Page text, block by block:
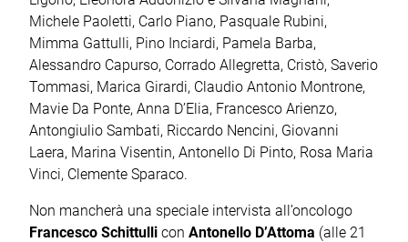
Michele Paoletti, Carlo Piano, Pasquale Rubini,
Mimma Gattulli, Pino Inciardi, Pamela Barba,
Alessandro Capurso, Corrado Allegretta, Cristò, Saverio
Tommasi, Marica Girardi, Claudio Antonio Montrone,
Mavie Da Ponte, Anna D’Elia, Francesco Arienzo,
Antongiulio Sambati, Riccardo Nencini, Giovanni
Laera, Marina Visentin, Antonello Di Pinto, Rosa Maria
Vinci, Clemente Sparaco.
Non mancherà una speciale intervista all’oncologo
Francesco Schittulli con Antonello D’Attoma (alle 21